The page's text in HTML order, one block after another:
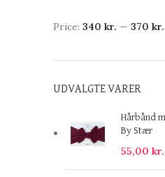
Price: 340 kr. — 370 kr.
UDVALGTE VARER
Hårbånd
By Stær
55,00 kr.